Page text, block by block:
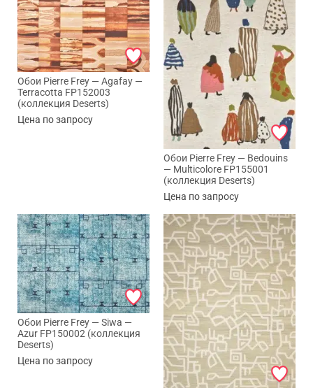
Обои Pierre Frey — Agafay —
Terracotta FP152003
(коллекция Deserts)
Цена по запросу
Обои Pierre Frey — Bedouins
— Multicolore FP155001
(коллекция Deserts)
Цена по запросу
Обои Pierre Frey — Siwa —
Azur FP150002 (коллекция
Deserts)
Цена по запросу